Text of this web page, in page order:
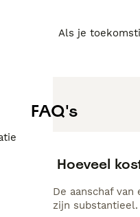
Als je
FAQ's
Hoeveel
De aanschaf
zijn substantieel.